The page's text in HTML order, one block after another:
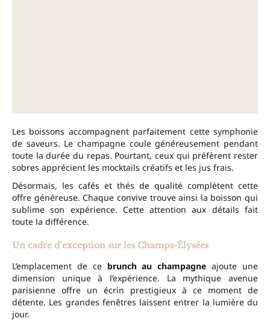
Les boissons accompagnent parfaitement cette symphonie
de saveurs. Le champagne coule généreusement pendant
toute la durée du repas. Pourtant, ceux qui préfèrent rester
sobres apprécient les mocktails créatifs et les jus frais.
Désormais, les cafés et thés de qualité complètent cette
offre généreuse. Chaque convive trouve ainsi la boisson qui
sublime son expérience. Cette attention aux détails fait
toute la différence.
Un cadre d’exception sur les Champs-Élysées
L’emplacement de ce brunch au champagne ajoute une
dimension unique à l’expérience. La mythique avenue
parisienne offre un écrin prestigieux à ce moment de
détente. Les grandes fenêtres laissent entrer la lumière du
jour.